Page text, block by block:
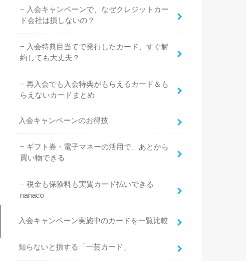
入会キャンペーンで、なぜクレジットカー
ド会社は損しないの？
入会特典目当てで発行したカード、すぐ解
約しても大丈夫？
再入会でも入会特典がもらえるカード＆も
らえないカードまとめ
入会キャンペーンのお得技
ギフト券・電子マネーの活用で、あとから
買い物できる
税金も保険料も実質カード払いできる
nanaco
入会キャンペーン実施中のカードを一覧比較
知らないと損する「一芸カード」